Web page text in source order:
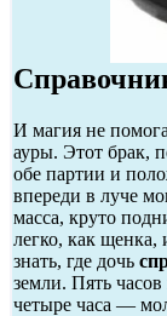
И магия не
ауры. Этот брак,
обе партии и
впереди в луче
масса, круто
легко, как щенка,
знать, где дочь
земли. Пять
четыре часа —